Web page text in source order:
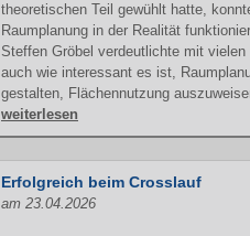
theoretischen Teil gewühlt hatte,
Raumplanung in der Realität
Steffen Gröbel verdeutlichte mit
auch wie interessant es ist,
gestalten, Flächennutzung
weiterlesen
Erfolgreich beim Crosslauf
am 23.04.2026